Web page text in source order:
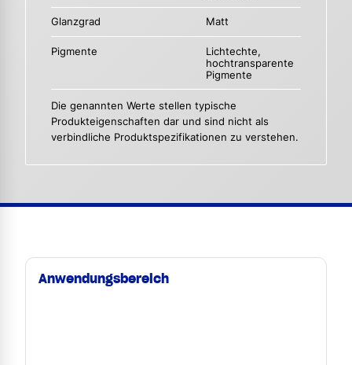
Glanzgrad Matt
Pigmente
Lichtechte,
hochtransparente
Pigmente
Die genannten Werte stellen typische
Produkteigenschaften dar und sind nicht als
verbindliche Produktspezifikationen zu verstehen.
Anwendungsbereich